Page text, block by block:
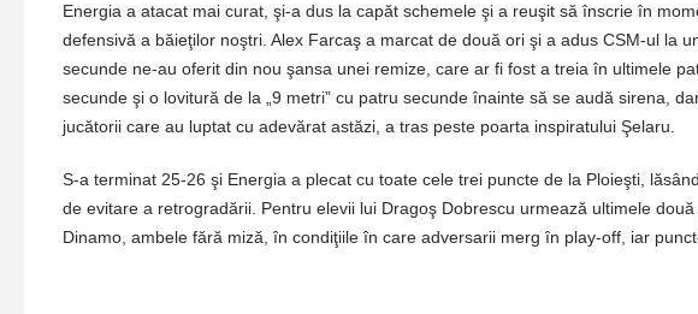
Energia a atacat mai curat, şi-a dus la capăt schemele şi a reuşit să înscrie în
defensivă a băieţilor noştri. Alex Farcaş a marcat de două ori şi a adus CSM-ul la
secunde ne-au oferit din nou şansa unei remize, care ar fi fost a treia în ultimele
secunde şi o lovitură de la „9 metri” cu patru secunde înainte să se audă sirena,
jucătorii care au luptat cu adevărat astăzi, a tras peste poarta inspiratului Şelaru.
S-a terminat 25-26 şi Energia a plecat cu toate cele trei puncte de la Ploieşti,
de evitare a retrogradării. Pentru elevii lui Dragoş Dobrescu urmează ultimele
Dinamo, ambele fără miză, în condiţiile în care adversarii merg în play-off, iar